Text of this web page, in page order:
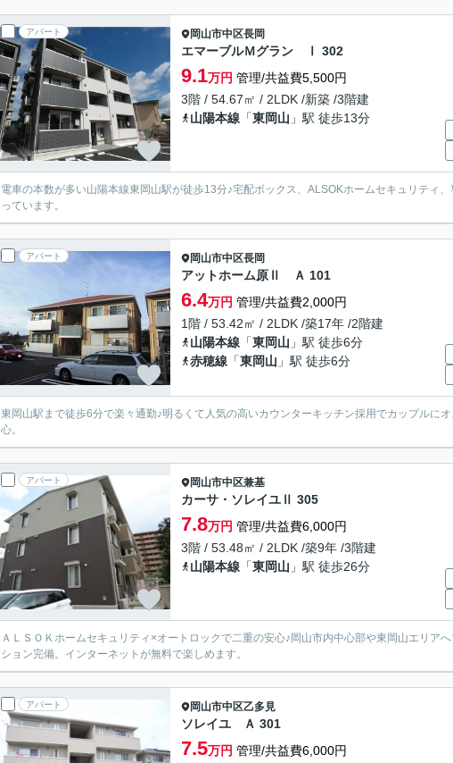
アパート 岡山市中区長岡
エマーブルＭグラン Ⅰ 302
9.1万円 管理/共益費5,500円
3階 / 54.67㎡ / 2LDK /新築 /3階建
山陽本線 「東岡山 」駅 徒歩13分
電車の本数が多い山陽本線東岡山駅が徒歩13分♪宅配ボックス、ALSOKホームセキュリティ
っています。
アパート 岡山市中区長岡
アットホーム原Ⅱ Ａ 101
6.4万円 管理/共益費2,000円
1階 / 53.42㎡ / 2LDK /築17年 /2階建
山陽本線 「東岡山 」駅 徒歩6分
赤穂線 「東岡山 」駅 徒歩6分
東岡山駅まで徒歩6分で楽々通勤♪明るくて人気の高いカウンターキッチン採用でカップルに
心。
アパート 岡山市中区兼基
カーサ・ソレイユⅡ 305
7.8万円 管理/共益費6,000円
3階 / 53.48㎡ / 2LDK /築9年 /3階建
山陽本線 「東岡山 」駅 徒歩26分
ＡＬＳＯＫホームセキュリティ×オートロックで二重の安心♪岡山市内中心部や東岡山エリア
ション完備。インターネットが無料で楽しめます。
アパート 岡山市中区乙多見
ソレイユ Ａ 301
7.5万円 管理/共益費6,000円